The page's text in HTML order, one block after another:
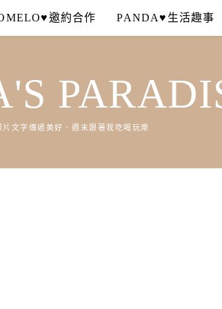
邀約合作 PANDA♥生活趣事
片文字傳遞美好．週末跟著我吃喝玩樂